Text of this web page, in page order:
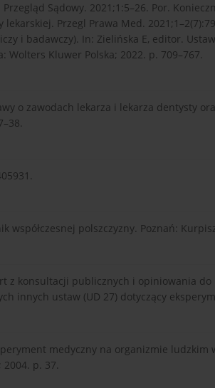
Sądowy. 2021;1:5–26. Por.
Przegl Prawa Med.
i badawczy). In: Zielińska E, editor.
Wolters Kluwer Polska; 2022. p. 709–767.
o zawodach lekarza i lekarza dentysty
współczesnej polszczyzny. Poznań:
z konsultacji publicznych i opiniowania
innych ustaw (UD 27) dotyczący
medyczny na organizmie
p. 37.